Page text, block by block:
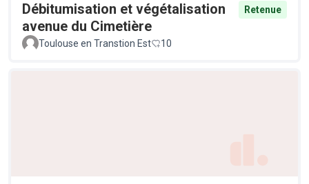
Débitumisation et végétalisation
avenue du Cimetière
Retenue
Toulouse en Transtion Est 10